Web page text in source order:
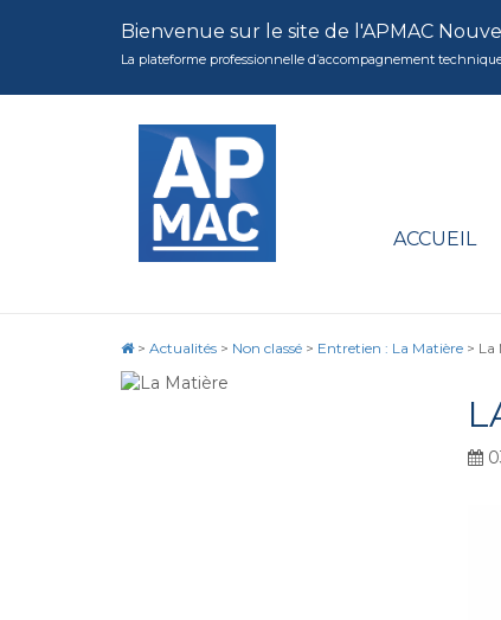
Bienvenue sur le site de l'APMAC
La plateforme professionnelle d’accompagnement
ACCUEIL
> Actualités > Non classé > Entretien : La Matière > La